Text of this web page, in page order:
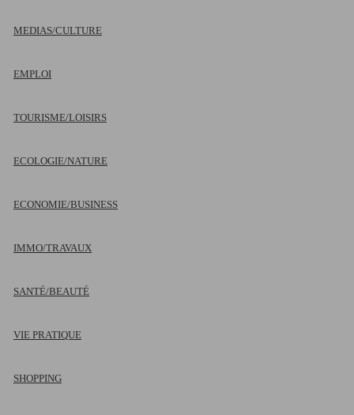
MEDIAS/CULTURE
EMPLOI
TOURISME/LOISIRS
ECOLOGIE/NATURE
ECONOMIE/BUSINESS
IMMO/TRAVAUX
SANTÉ/BEAUTÉ
VIE PRATIQUE
SHOPPING